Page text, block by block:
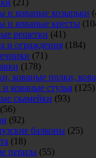
(21)
и кованые козырьки
и кованые кресты
решетки (41)
и ограждения (184)
(71)
(178)
кованые полки,
кованые стулья (125)
скамейки (93)
(56)
(92)
балконы (25)
(18)
перила (55)